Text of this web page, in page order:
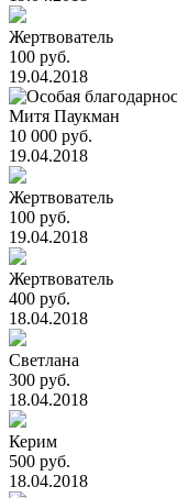
Жертвователь
100 руб.
19.04.2018
Митя Паукман
10 000 руб.
19.04.2018
Жертвователь
100 руб.
19.04.2018
Жертвователь
400 руб.
18.04.2018
Светлана
300 руб.
18.04.2018
Керим
500 руб.
18.04.2018